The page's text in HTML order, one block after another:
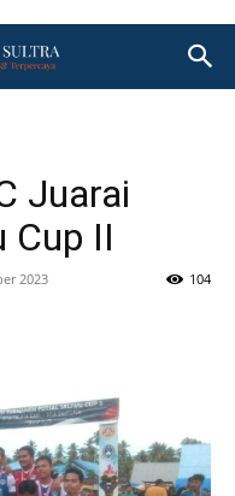
Juarai
Cup II
2023 104